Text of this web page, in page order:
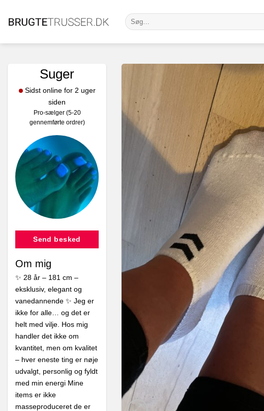
Søg
efter:
Suger
Sidst online for 2 uger
siden
Pro-sælger (5-20
gennemførte ordrer)
Send besked
Om mig
✨ 28 år – 181 cm –
eksklusiv, elegant og
vanedannende ✨ Jeg er
ikke for alle… og det er
helt med vilje. Hos mig
handler det ikke om
kvantitet, men om kvalitet
– hver eneste ting er nøje
udvalgt, personlig og fyldt
med min energi Mine
items er ikke
masseproduceret de er